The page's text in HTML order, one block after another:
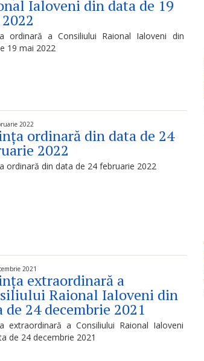
Ialoveni din data de 19
ordinară a Consiliului Raional Ialoveni din
19 mai 2022
2022
ordinară din data de 24
2022
ordinară din data de 24 februarie 2022
2021
extraordinară a
Raional Ialoveni din
de 24 decembrie 2021
extraordinară a Consiliului Raional Ialoveni
de 24 decembrie 2021